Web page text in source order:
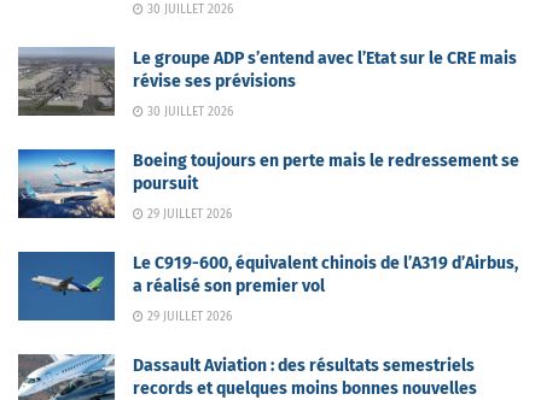
30 JUILLET 2026
Le groupe ADP s’entend avec l’Etat sur le CRE mais
révise ses prévisions
30 JUILLET 2026
Boeing toujours en perte mais le redressement se
poursuit
29 JUILLET 2026
Le C919-600, équivalent chinois de l’A319 d’Airbus,
a réalisé son premier vol
29 JUILLET 2026
Dassault Aviation : des résultats semestriels
records et quelques moins bonnes nouvelles